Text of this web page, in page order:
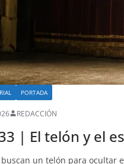
PORTADA
REDACCIÓN
| El telón y el
un telón para ocultar